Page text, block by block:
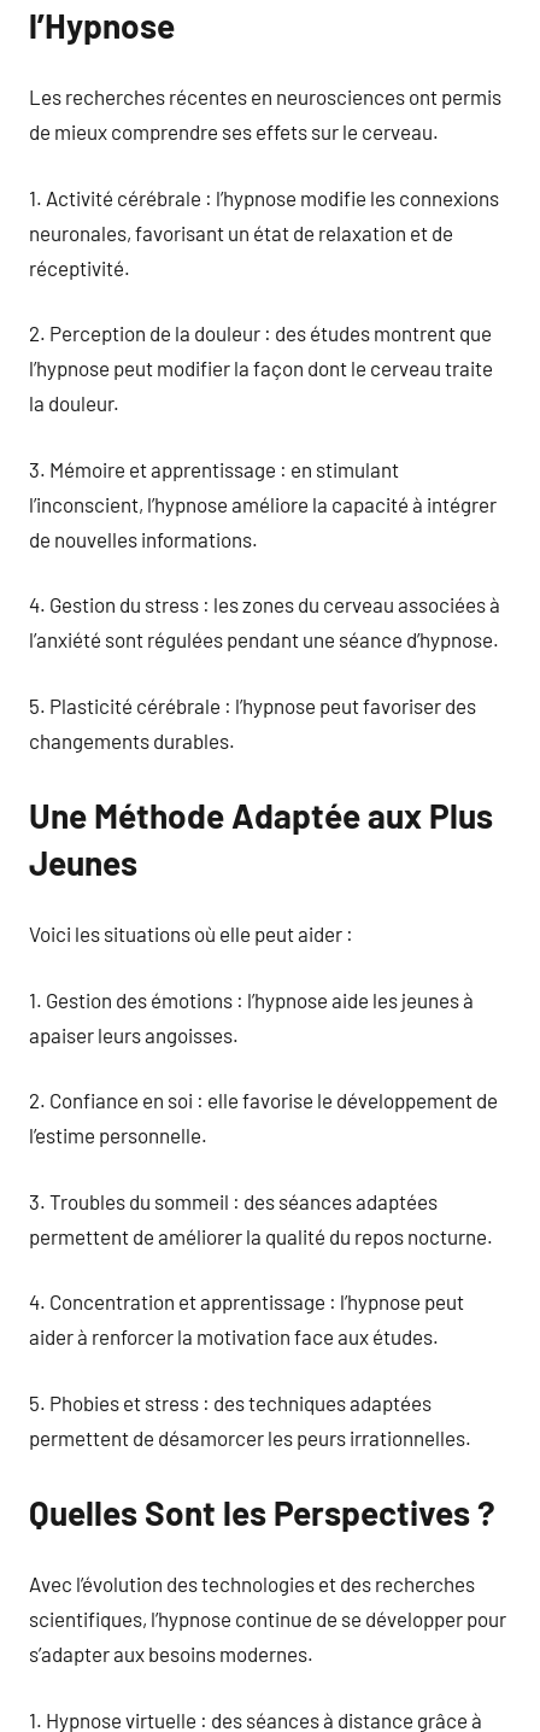
l’Hypnose
Les recherches récentes en neurosciences ont permis
de mieux comprendre ses effets sur le cerveau.
1. Activité cérébrale : l’hypnose modifie les connexions
neuronales, favorisant un état de relaxation et de
réceptivité.
2. Perception de la douleur : des études montrent que
l’hypnose peut modifier la façon dont le cerveau traite
la douleur.
3. Mémoire et apprentissage : en stimulant
l’inconscient, l’hypnose améliore la capacité à intégrer
de nouvelles informations.
4. Gestion du stress : les zones du cerveau associées à
l’anxiété sont régulées pendant une séance d’hypnose.
5. Plasticité cérébrale : l’hypnose peut favoriser des
changements durables.
Une Méthode Adaptée aux Plus
Jeunes
Voici les situations où elle peut aider :
1. Gestion des émotions : l’hypnose aide les jeunes à
apaiser leurs angoisses.
2. Confiance en soi : elle favorise le développement de
l’estime personnelle.
3. Troubles du sommeil : des séances adaptées
permettent de améliorer la qualité du repos nocturne.
4. Concentration et apprentissage : l’hypnose peut
aider à renforcer la motivation face aux études.
5. Phobies et stress : des techniques adaptées
permettent de désamorcer les peurs irrationnelles.
Quelles Sont les Perspectives ?
Avec l’évolution des technologies et des recherches
scientifiques, l’hypnose continue de se développer pour
s’adapter aux besoins modernes.
1. Hypnose virtuelle : des séances à distance grâce à